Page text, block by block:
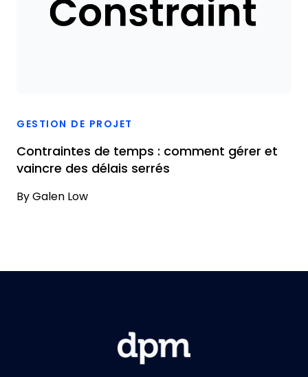
GESTION DE PROJET
Contraintes de temps : comment gérer et
vaincre des délais serrés
By Galen Low